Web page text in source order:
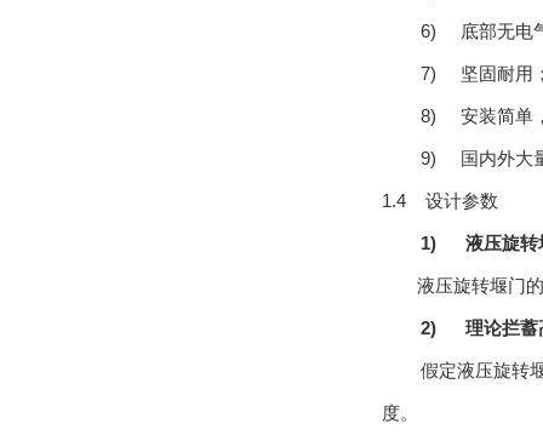
6) 底部无电
7) 坚固耐用
8) 安装简单
9) 国内外大
1.4 设计参数
1) 液压旋转
液压旋转堰门
2) 理论拦蓄
假定液压旋转
度。